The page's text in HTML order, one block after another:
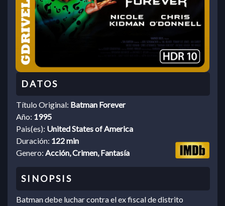
Título Original: Batman Forever
Año: 1995
Pais(es): United States of America
Duración: 122 min
Genero: Acción, Crimen, Fantasía
Batman debe luchar contra el ex fiscal de distrito